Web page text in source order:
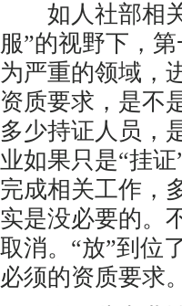
如人社部相关
服”的视野下，
为严重的领域，
资质要求，是不
多少持证人员，
业如果只是“挂
完成相关工作，
实是没必要的。
取消。“放”到位
必须的资质要求。